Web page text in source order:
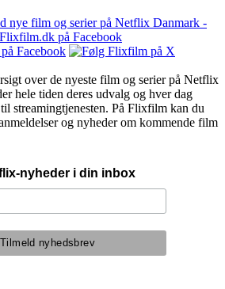
nye film og serier på Netflix Danmark -
på Facebook
over de nyeste film og serier på Netflix
hele tiden deres udvalg og hver dag
streamingtjenesten. På Flixfilm kan du
og nyheder om kommende film
nyheder i din inbox